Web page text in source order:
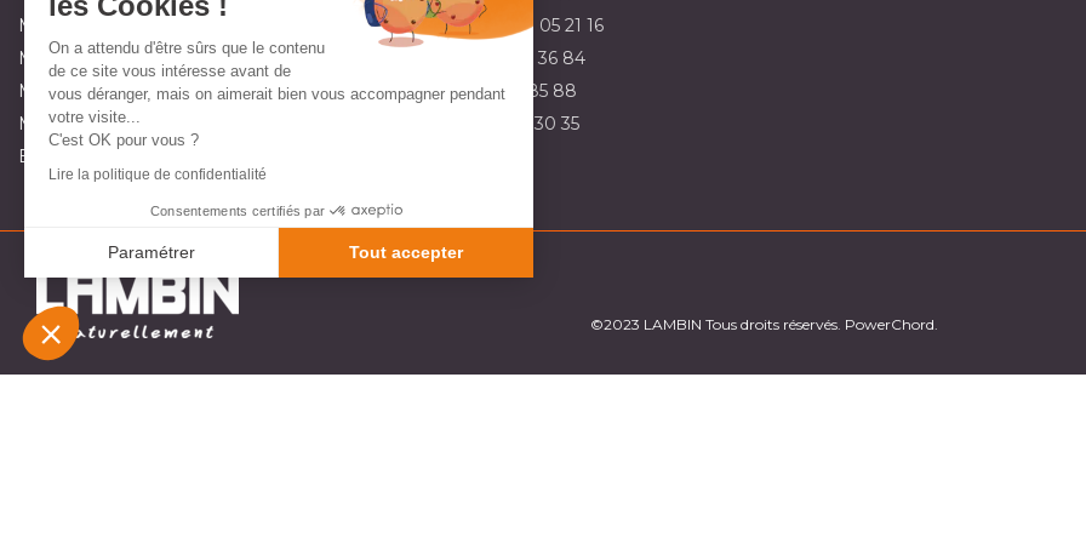
On a attendu d'être sûrs que le contenu
de ce site vous intéresse avant de
vous déranger, mais on aimerait bien vous accompagner pendant
votre visite...
C'est OK pour vous ?
Lire la politique de confidentialité
Consentements certifiés par
Paramétrer Tout accepter
Axeptio consent
Plateforme de Gestion du Consentement : Personnalisez vos Options
Notre plateforme vous permet d'adapter et de gérer vos paramètres de confidentialité, en garantissant la
Magasin partenaire de matériel de jardin à Maninghem:
03 21 05 21 16
Magasin partenaire de matériel de jardin à Marquise:
03 21 92 36 84
Magasin partenaire de matériel de jardin à Orchies: 03 20 71 85 88
Magasin partenaire de matériel de jardin à St Omer:
03 10 45 30 35
Envoyez-nous un e-mail :
©2023 LAMBIN Tous droits réservés. PowerChord.